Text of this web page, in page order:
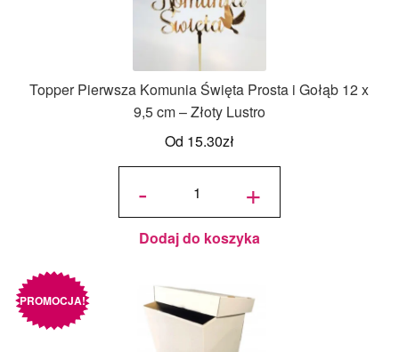
Topper Pierwsza Komunia Święta Prosta i Gołąb 12 x
9,5 cm – Złoty Lustro
Od 15.30zł
-
ilość
Komunia
Święta
Prosta i
Gołąb 12
x 9,5 cm
Lustro
+
Dodaj do koszyka
PROMOCJA!